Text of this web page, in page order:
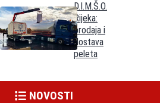
D.I.M.Š.O.
Rijeka:
prodaja i
dostava
peleta
NOVOSTI